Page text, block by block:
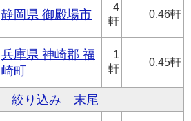
静岡県 御殿場市
4
軒
0.46軒
兵庫県 神崎郡 福
崎町
1
軒
0.45軒
絞り込み 末尾